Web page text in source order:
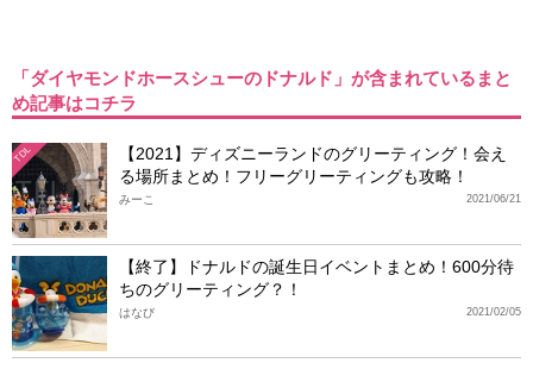
「ダイヤモンドホースシューのドナルド」が含まれているまと
め記事はコチラ
TDL
【2021】ディズニーランドのグリーティング！会え
る場所まとめ！フリーグリーティングも攻略！
2021/06/21
みーこ
【終了】ドナルドの誕生日イベントまとめ！600分待
ちのグリーティング？！
2021/02/05
はなび